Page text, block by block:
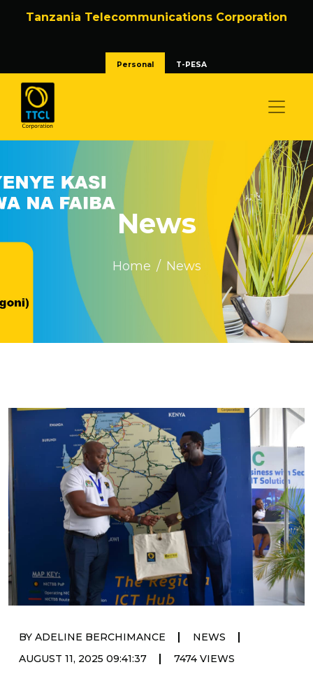
Tanzania Telecommunications Corporation
Personal T-PESA
News
Home News
BY ADELINE BERCHIMANCE | NEWS |
AUGUST 11, 2025 09:41:37 | 7474 VIEWS